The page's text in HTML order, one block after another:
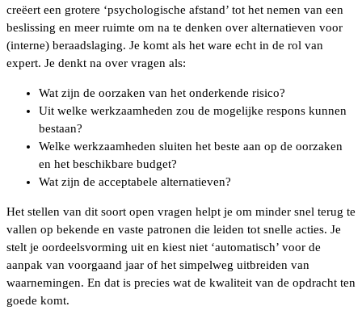
creëert een grotere ‘psychologische afstand’ tot het nemen van een
beslissing en meer ruimte om na te denken over alternatieven voor
(interne) beraadslaging. Je komt als het ware echt in de rol van
expert. Je denkt na over vragen als:
Wat zijn de oorzaken van het onderkende risico?
Uit welke werkzaamheden zou de mogelijke respons kunnen
bestaan?
Welke werkzaamheden sluiten het beste aan op de oorzaken
en het beschikbare budget?
Wat zijn de acceptabele alternatieven?
Het stellen van dit soort open vragen helpt je om minder snel terug te
vallen op bekende en vaste patronen die leiden tot snelle acties. Je
stelt je oordeelsvorming uit en kiest niet ‘automatisch’ voor de
aanpak van voorgaand jaar of het simpelweg uitbreiden van
waarnemingen. En dat is precies wat de kwaliteit van de opdracht ten
goede komt.